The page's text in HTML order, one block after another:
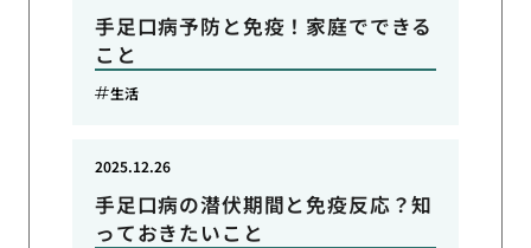
手足口病予防と免疫！家庭でできる
こと
生活
手足口病の潜伏期間と免疫反応？知
っておきたいこと
2025.12.26